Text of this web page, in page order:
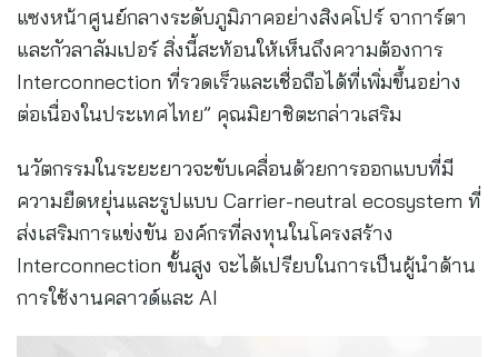
แซงหน้าศูนย์กลางระดับภูมิภาคอย่างสิงคโปร์ จาการ์ตา
และกัวลาลัมเปอร์ สิ่งนี้สะท้อนให้เห็นถึงความต้องการ
Interconnection ที่รวดเร็วและเชื่อถือได้ที่เพิ่มขึ้นอย่าง
ต่อเนื่องในประเทศไทย” คุณมิยาชิตะกล่าวเสริม
นวัตกรรมในระยะยาวจะขับเคลื่อนด้วยการออกแบบที่มี
ความยืดหยุ่นและรูปแบบ Carrier-neutral ecosystem ที่
ส่งเสริมการแข่งขัน องค์กรที่ลงทุนในโครงสร้าง
Interconnection ขั้นสูง จะได้เปรียบในการเป็นผู้นำด้าน
การใช้งานคลาวด์และ AI